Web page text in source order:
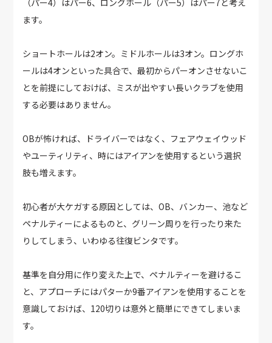
（パー4）はパー6、ロングホール（パー5）はパー7と考え
ます。
ショートホールは2オン。ミドルホールは3オン。ロングホ
ールは4オンといった具合で、最初からパーオンさせないこ
とを前提にしておけば、ミスが出やすい長いクラブを使用
する必要はありません。
OBが怖ければ、ドライバーではなく、フェアウェイウッド
やユーティリティ、時にはアイアンを使用するという選択
肢も増えます。
初心者が大ケガする原因としては、OB、バンカー、池など
ペナルティーによるものと、グリーン周りを行ったり来た
りしてしまう、いわゆる往復ビンタです。
基準を自分用に作り変えた上で、ペナルティーを避けるこ
と、アプローチにはパターか9番アイアンを使用することを
意識しておけば、120切りは意外と簡単にできてしまいま
す。